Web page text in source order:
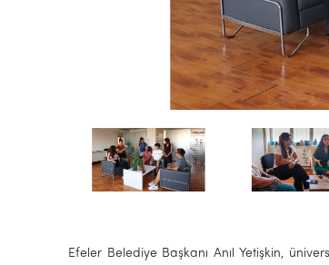
Efeler Belediye Başkanı Anıl Yetişkin,